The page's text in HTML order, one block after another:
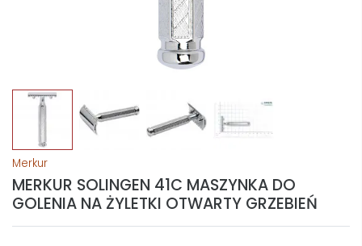
Merkur
MERKUR SOLINGEN 41C MASZYNKA DO
GOLENIA NA ŻYLETKI OTWARTY GRZEBIEŃ